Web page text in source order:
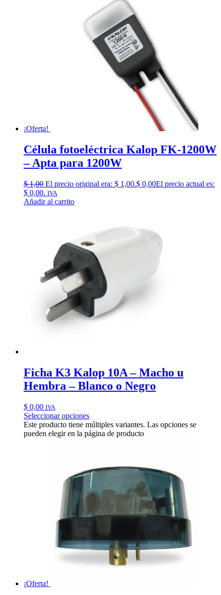
¡Oferta!
Célula fotoeléctrica Kalop FK-1200W
– Apta para 1200W
$1,00 El precio original era: $ 1,00.$ 0,00El precio actual es:
$ 0,00. IVA
Añadir al carrito
Ficha K3 Kalop 10A – Macho u
Hembra – Blanco o Negro
$ 0,00 IVA
Seleccionar opciones
Este producto tiene múltiples variantes. Las opciones se
pueden elegir en la página de producto
¡Oferta!